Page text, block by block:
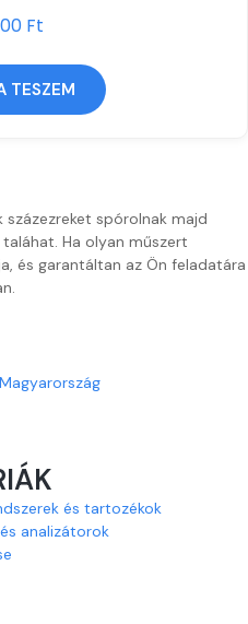
Ft
TESZEM
spórolnak majd
Ha olyan műszert
és garantáltan az Ön feladatára
és tartozékok
analizátorok